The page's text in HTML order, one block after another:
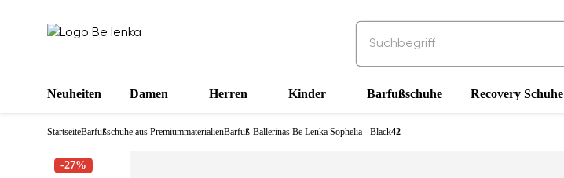
Neuheiten Damen Herren Kinder Barfußschuhe Recovery Schuhe
StartseiteBarfußschuhe aus PremiummaterialienBarfuß-Ballerinas Be Lenka Sophelia - Black42
-27%